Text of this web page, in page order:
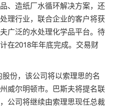
、造纸厂水循环解决方案，还
理行业，联合企业的客户将获
广泛的水处理化学品平台。待
在2018年年底完成。交易财
份，该公司将以索理思的名
威尔明顿市。巴斯夫将提名联
公司将继续由索理思现任总裁